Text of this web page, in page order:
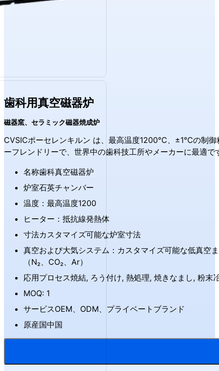
歯科用真空磁器炉
磁器窯、セラミック磁器焼成炉
CVSICポーセレンキルン は、最高温度1200℃、±1℃の制御
ーフレンドリーで、世界中の歯科技工所やメーカーに最適で
名称歯科真空磁器炉
炉室石英チャンバー
温度：最高温度1200
ヒーター：抵抗線発熱体
寸法カスタマイズ可能な炉室寸法
真空および大気システム：カスタマイズ可能な低真空
（N₂、CO₂、Ar）
応用プロセス焼結, ろう付け, 熱処理, 焼きなまし, 粉末
MOQ: 1
サービスOEM、ODM、プライベートブランド
原産国中国